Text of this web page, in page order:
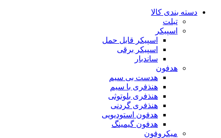
دسته بندی کالا
تبلت
اسپیکر
اسپیکر قابل حمل
اسپیکر برقی
ساندبار
هدفون
هدست بی سیم
هنذفری با سیم
هنذفری بلوتوثی
هنذفری گردنی
هدفون استودیویی
هدفون گیمینگ
میکروفون